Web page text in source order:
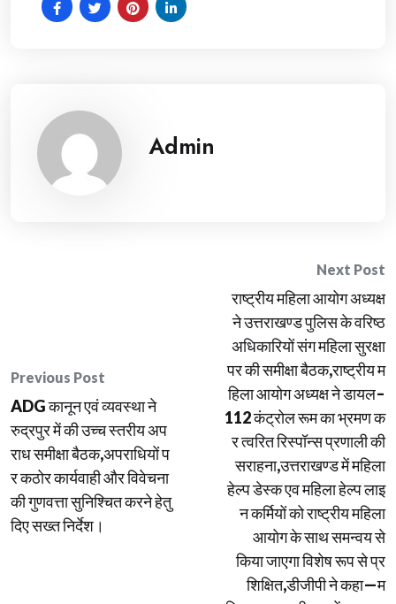
Admin
Previous Post
ADG कानून एवं व्यवस्था ने
रुद्रपुर में की उच्च स्तरीय अप
राध समीक्षा बैठक,अपराधियों प
र कठोर कार्यवाही और विवेचना
की गुणवत्ता सुनिश्चित करने हेतु
दिए सख्त निर्देश।
Next Post
राष्ट्रीय महिला आयोग अध्यक्ष
ने उत्तराखण्ड पुलिस के वरिष्ठ
अधिकारियों संग महिला सुरक्षा
पर की समीक्षा बैठक,राष्ट्रीय म
हिला आयोग अध्यक्ष ने डायल–
112 कंट्रोल रूम का भ्रमण क
र त्वरित रिस्पॉन्स प्रणाली की
सराहना,उत्तराखण्ड में महिला
हेल्प डेस्क एव महिला हेल्प लाइ
न कर्मियों को राष्ट्रीय महिला
आयोग के साथ समन्वय से
किया जाएगा विशेष रूप से प्र
शिक्षित,डीजीपी ने कहा—म